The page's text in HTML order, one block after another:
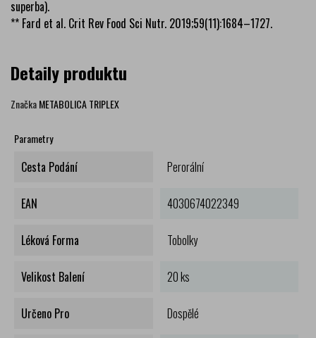
superba).
** Fard et al. Crit Rev Food Sci Nutr. 2019;59(11):1684–1727.
Detaily produktu
ZnačkaMETABOLICA TRIPLEX
Parametry
Cesta Podání Perorální
EAN 4030674022349
Léková Forma Tobolky
Velikost Balení 20 ks
Určeno Pro Dospělé